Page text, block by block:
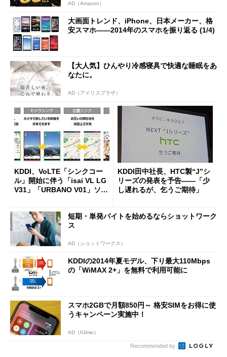
AD（Amazon）
大画面トレンド、iPhone、日本メーカー、格
安スマホ――2014年のスマホを振り返る (1/4)
【大人気】ひんやり冷感寝具で快適な睡眠をあ
なたに。
AD（アイリスプラザ）
KDDI、VoLTE「シンクコー
ル」開始に伴う「isai VL LG
V31」「URBANO V01」ソフ
KDDI田中社長、HTC製“J”シ
リーズの発表を予告――「少
し遅れるが、乞うご期待」
短期・単発バイトを始めるならショットワーク
ス
AD（ショットワークス）
KDDIの2014年夏モデル、下り最大110Mbps
の「WiMAX 2+」を無料で利用可能に
スマホ2GBで月額850円～ 格安SIMをお得に使
うキャンペーン実施中！
AD（IIJmio）
Recommended by